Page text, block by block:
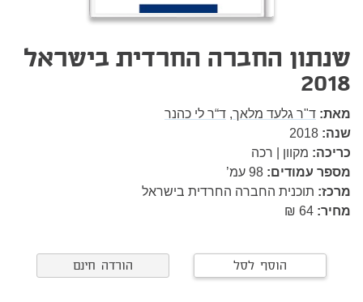
שנתון החברה החרדית בישראל
2018
מאת: ד"ר גלעד מלאך, ד“ר לי כהנר
שנה: 2018
כריכה: מקוון | רכה
מספר עמודים: 98 עמ’
מרכז: תוכנית החברה החרדית בישראל
מחיר:
הוסף לסל הורדה חינם